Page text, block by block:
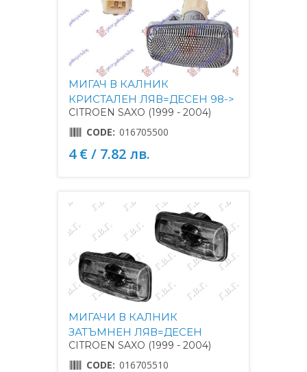
МИГАЧ В КАЛНИК
КРИСТАЛЕН ЛЯВ=ДЕСЕН 98->
CITROEN SAXO (1999 - 2004)
CODE: 016705500
4 € / 7.82 лв.
МИГАЧИ В КАЛНИК
ЗАТЪМНЕН ЛЯВ=ДЕСЕН
CITROEN SAXO (1999 - 2004)
CODE: 016705510